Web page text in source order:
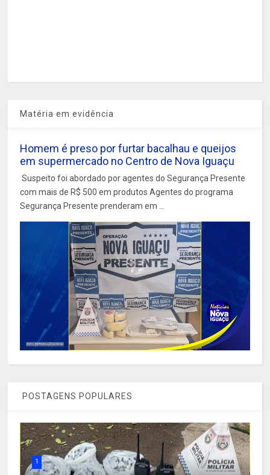
Matéria em evidência
Homem é preso por furtar bacalhau e queijos
em supermercado no Centro de Nova Iguaçu
Suspeito foi abordado por agentes do Segurança Presente
com mais de R$ 500 em produtos Agentes do programa
Segurança Presente prenderam em ...
POSTAGENS POPULARES
1